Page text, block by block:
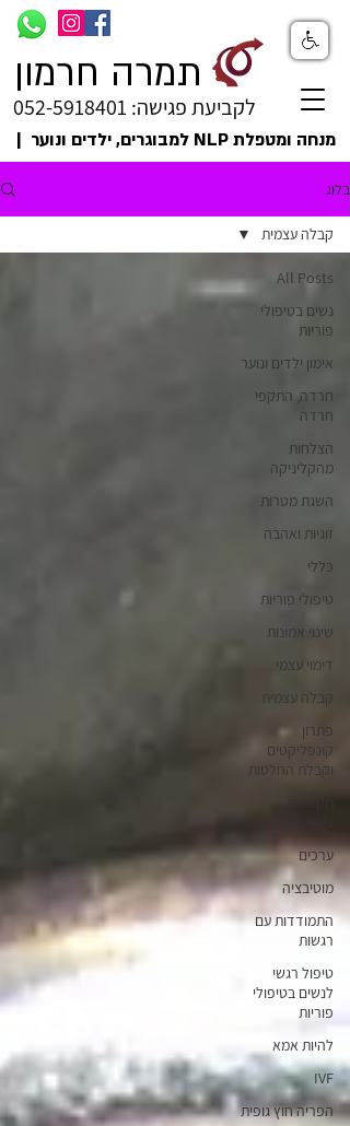
תמרה חרמון
לקביעת פגישה: 052-5918401
מנחה ומטפלת NLP למבוגרים, ילדים ונוער |
בלוג
All Posts
נשים בטיפולי
פוריות
אימון ילדים ונוער
חרדה, התקפי
חרדה
הצלחות
מהקליניקה
השגת מטרות
זוגיות ואהבה
כללי
טיפולי פוריות
שינוי אמונות
דימוי עצמי
קבלה עצמית
פתרון
קונפליקטים
וקבלת החלטות
ערכים
מוטיבציה
התמודדות עם
רגשות
טיפול רגשי
לנשים בטיפולי
פוריות
להיות אמא
IVF
הפריה חוץ גופית
קבלה עצמית